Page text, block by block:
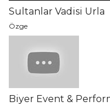
Sultanlar Vadisi Urla
Özge
Biyer Event &